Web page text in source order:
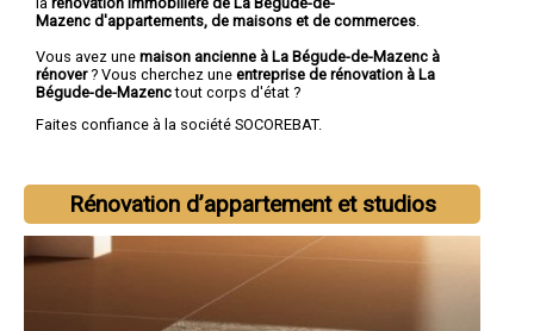
Mazenc d'appartements, de maisons et de commerces
Vous avez une maison ancienne à La Bégude-de-Mazenc à
rénover? Vous cherchez une entreprise de rénovation à La
Bégude-de-Mazenctout corps d'état ?
Faites confiance à la société SOCOREBAT.
Rénovation d’appartement et studios